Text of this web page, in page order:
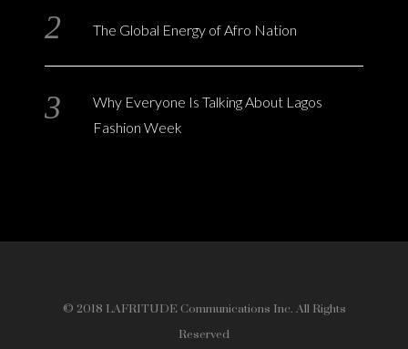
The Global Energy of Afro Nation
Why Everyone Is Talking About Lagos
Fashion Week
© 2018 LAFRITUDE Communications Inc. All Rights
Reserved